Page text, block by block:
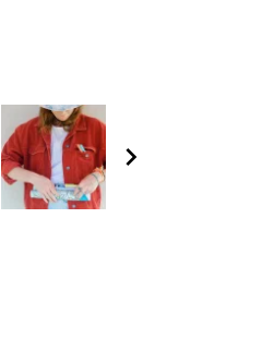
